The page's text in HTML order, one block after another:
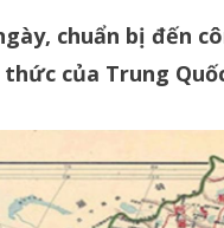
chuẩn bị đến
thức của Trung